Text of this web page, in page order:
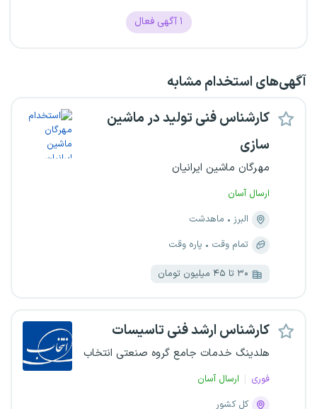
۱ آگهی فعال
آگهی‌های استخدام مشابه
کارشناس فنی تولید در ماشین
سازی
مهرگان ماشین ایرانیان
ارسال آسان
البرز
ماهدشت
تمام وقت
پاره وقت
۳۰ تا ۴۵ میلیون تومان
کارشناس ارشد فنی تاسیسات
هلدینگ خدمات جامع گروه صنعتی انتخاب
فوری
ارسال آسان
کل کشور